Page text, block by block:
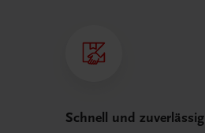
Schnell und zuverlässig